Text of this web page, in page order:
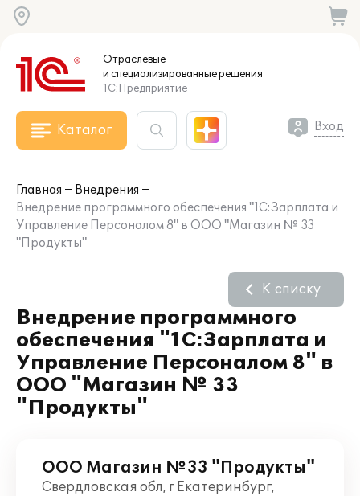
Отраслевые
и специализированныерешения
1С:Предприятие
Каталог Вход
Главная
Внедрения
Внедрение программного обеспечения "1С:Зарплата и
Управление Персоналом 8" в ООО "Магазин № 33
"Продукты"
Внедрение программного
обеспечения "1С:Зарплата и
Управление Персоналом 8" в
ООО "Магазин № 33
"Продукты"
К списку
ООО Магазин №33 "Продукты"
Свердловская обл, г Екатеринбург,